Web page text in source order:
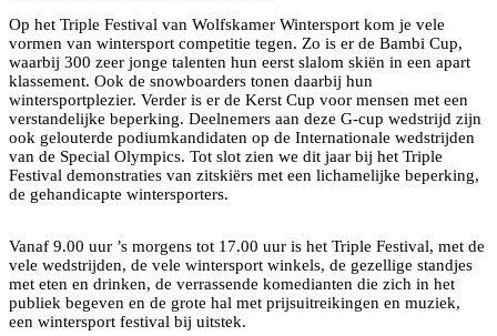
Op het Triple Festival van Wolfskamer Wintersport kom je vele
vormen van wintersport competitie tegen. Zo is er de Bambi Cup,
waarbij 300 zeer jonge talenten hun eerst slalom skiën in een apart
klassement. Ook de snowboarders tonen daarbij hun
wintersportplezier. Verder is er de Kerst Cup voor mensen met een
verstandelijke beperking. Deelnemers aan deze G-cup wedstrijd zijn
ook gelouterde podiumkandidaten op de Internationale wedstrijden
van de Special Olympics. Tot slot zien we dit jaar bij het Triple
Festival demonstraties van zitskiërs met een lichamelijke beperking,
de gehandicapte wintersporters.
Vanaf 9.00 uur ’s morgens tot 17.00 uur is het Triple Festival, met de
vele wedstrijden, de vele wintersport winkels, de gezellige standjes
met eten en drinken, de verrassende komedianten die zich in het
publiek begeven en de grote hal met prijsuitreikingen en muziek,
een wintersport festival bij uitstek.